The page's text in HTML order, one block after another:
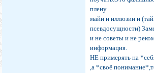
плену
майи и иллюзии и
псевдосущности)
и не советы и не
информация.
НЕ примерять на
,а *своё